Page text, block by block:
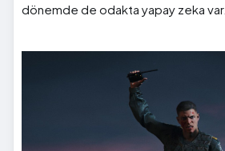
dönemde de odakta yapay zeka var.